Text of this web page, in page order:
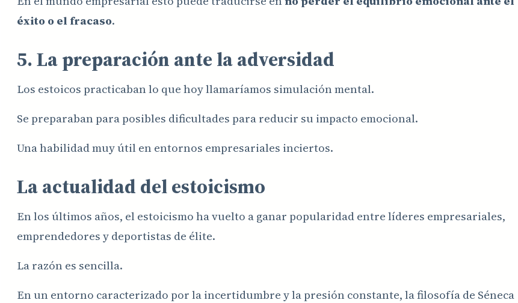
éxito o el fracaso.
5. La preparación ante la adversidad
Los estoicos practicaban lo que hoy llamaríamos simulación mental.
Se preparaban para posibles dificultades para reducir su impacto emocional.
Una habilidad muy útil en entornos empresariales inciertos.
La actualidad del estoicismo
En los últimos años, el estoicismo ha vuelto a ganar popularidad entre líderes empresariales,
emprendedores y deportistas de élite.
La razón es sencilla.
En un entorno caracterizado por la incertidumbre y la presión constante, la filosofía de Séneca